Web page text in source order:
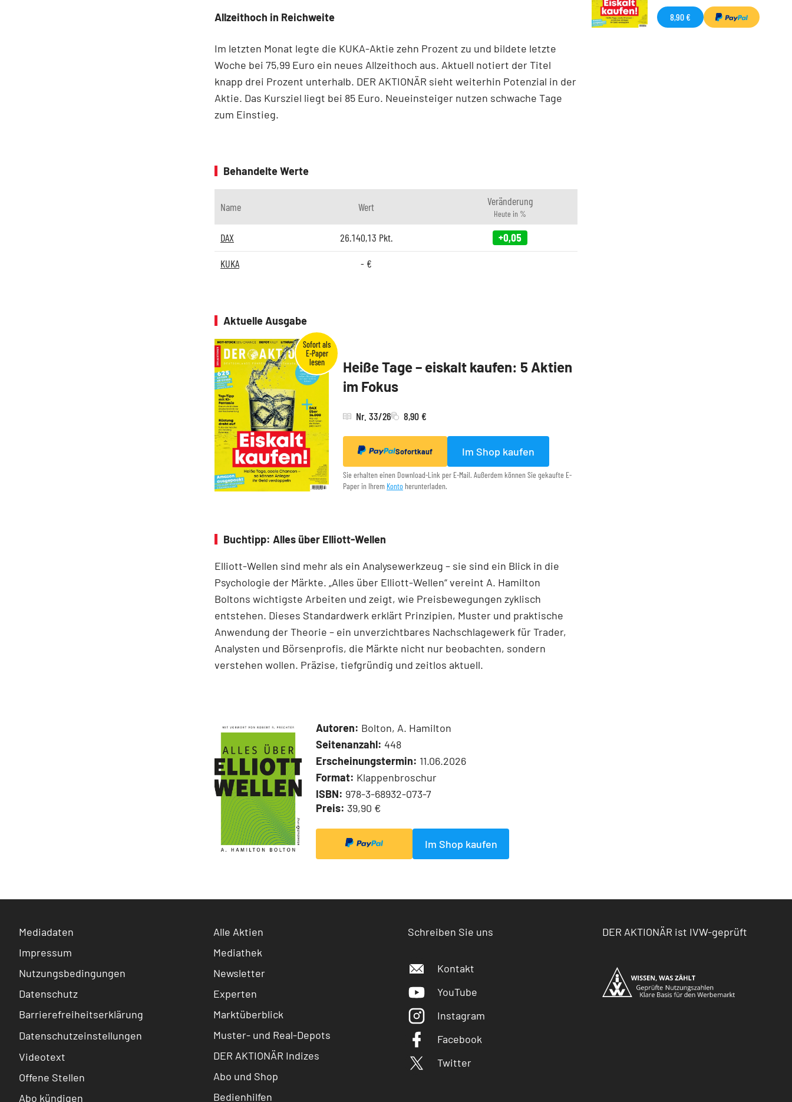
Allzeithoch in Reichweite
Im letzten Monat legte die KUKA-Aktie zehn Prozent zu und bildete letzte
Woche bei 75,99 Euro ein neues Allzeithoch aus. Aktuell notiert der Titel
knapp drei Prozent unterhalb. DER AKTIONÄR sieht weiterhin Potenzial in der
Aktie. Das Kursziel liegt bei 85 Euro. Neueinsteiger nutzen schwache Tage
zum Einstieg.
Behandelte Werte
Name Wert Veränderung
Heute in %
DAX 26.140,13 Pkt.
+0,05
KUKA
- €
Aktuelle Ausgabe
Heiße Tage – eiskalt kaufen: 5 Aktien
im Fokus
Nr. 33/26 8,90 €
Sofortkauf Im Shop kaufen
Sie erhalten einen Download-Link per E-Mail. Außerdem können Sie gekaufte E-
Paper in Ihrem Konto herunterladen.
Buchtipp: Alles über Elliott-Wellen
Elliott-Wellen sind mehr als ein Analysewerkzeug – sie sind ein Blick in die
Psychologie der Märkte. „Alles über Elliott-Wellen“ vereint A. Hamilton
Boltons wichtigste Arbeiten und zeigt, wie Preisbewegungen zyklisch
entstehen. Dieses Standardwerk erklärt Prinzipien, Muster und praktische
Anwendung der Theorie – ein unverzichtbares Nachschlagewerk für Trader,
Analysten und Börsenprofis, die Märkte nicht nur beobachten, sondern
verstehen wollen. Präzise, tiefgründig und zeitlos aktuell.
Autoren: Bolton, A. Hamilton
Seitenanzahl: 448
Erscheinungstermin: 11.06.2026
Format: Klappenbroschur
ISBN: 978-3-68932-073-7
Preis: 39,90 €
Im Shop kaufen
8,90 €
Mediadaten
Impressum
Nutzungsbedingungen
Datenschutz
Barrierefreiheitserklärung
Datenschutzeinstellungen
Videotext
Offene Stellen
Abo kündigen
Alle Aktien
Mediathek
Newsletter
Experten
Marktüberblick
Muster- und Real-Depots
DER AKTIONÄR Indizes
Abo und Shop
Bedienhilfen
Schreiben Sie uns
Kontakt
YouTube
Instagram
Facebook
Twitter
DER AKTIONÄR ist IVW-geprüft